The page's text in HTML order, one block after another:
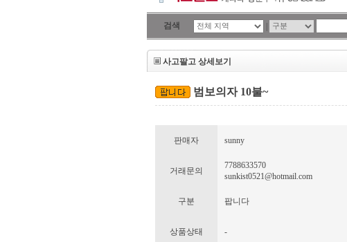
검색 |
사고팔고 상세보기
범보의자 10불~
판매자 sunny
거래문의
7788633570
sunkist0521@hotmail.com
구분 팝니다
상품상태 -